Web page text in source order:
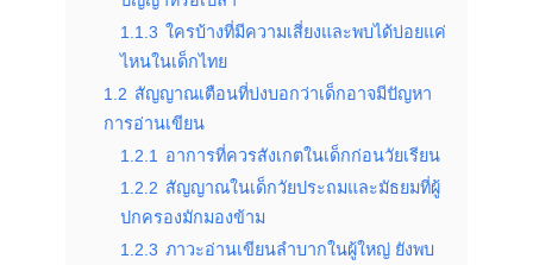
1.1.3 ใครบ้างที่มีความเสี่ยงและพบได้บ่อยแค่
ไหนในเด็กไทย
1.2 สัญญาณเตือนที่บ่งบอกว่าเด็กอาจมีปัญหา
การอ่านเขียน
1.2.1
อาการที่ควรสังเกตในเด็กก่อนวัยเรียน
1.2.2 สัญญาณในเด็กวัยประถมและมัธยมที่ผู้
ปกครองมักมองข้าม
1.2.3 ภาวะอ่านเขียนลำบากในผู้ใหญ่ ยังพบ